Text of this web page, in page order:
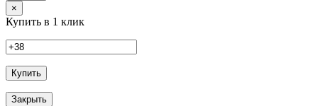
×
Купить в 1 клик
Купить
Закрыть